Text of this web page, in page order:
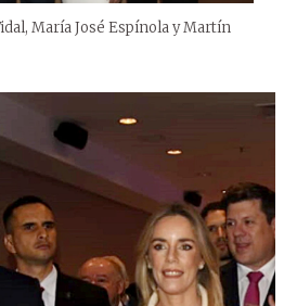
María José Espínola y Martín